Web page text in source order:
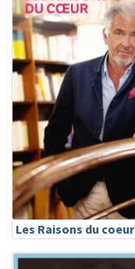
Les Raisons du coeur